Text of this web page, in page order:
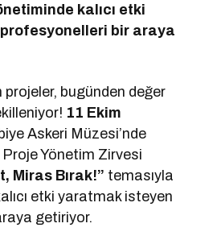
kalıcı etki
bir araya
projeler, bugünden değer
11 Ekim
Askeri Müzesi’nde
Yönetim Zirvesi
Miras Bırak!” temasıyla
etki yaratmak isteyen
getiriyor.